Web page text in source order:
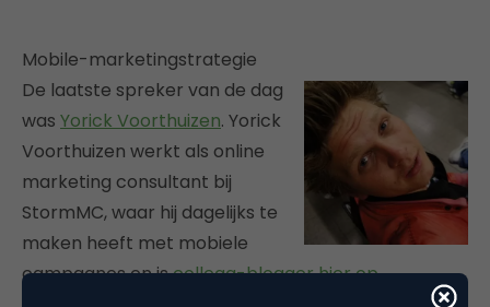
Mobile-marketingstrategie
De laatste spreker van de dag
was Yorick Voorthuizen. Yorick
Voorthuizen werkt als online
marketing consultant bij
StormMC, waar hij dagelijks te
maken heeft met mobiele
campagnes en iscollega-blogger hier op